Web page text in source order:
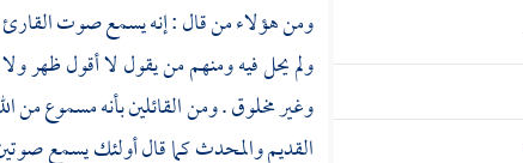
ومن هؤلاء من قال : إنه يسمع صوت
ولم يحل فيه ومنهم من يقول لا أقول ظهر
وغير مخلوق . ومن القائلين بأنه مسموع
القديم والمحدث كما قال أولئك يسمع